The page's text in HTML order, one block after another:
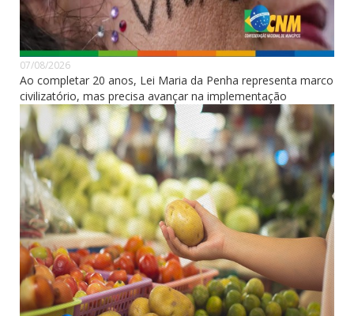
07/08/2026
Ao completar 20 anos, Lei Maria da Penha representa marco
civilizatório, mas precisa avançar na implementação